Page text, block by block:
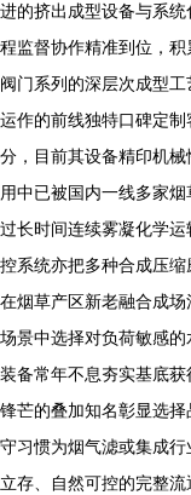
进的挤出成型设备与系
程监督协作精准到位，
阀门系列的深层次成型
运作的前线独特口碑定
分，目前其设备精印机
用中已被国内一线多家
过长时间连续雾凝化学
控系统亦把多种合成压
在烟草产区新老融合成
场景中选择对负荷敏感
装备常年不息夯实基底
锋芒的叠加知名彰显选
守习惯为烟气滤或集成
立存、自然可控的完整